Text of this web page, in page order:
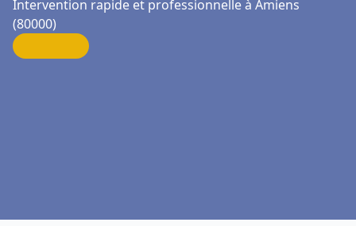
Intervention rapide et professionnelle à Amiens
(80000)